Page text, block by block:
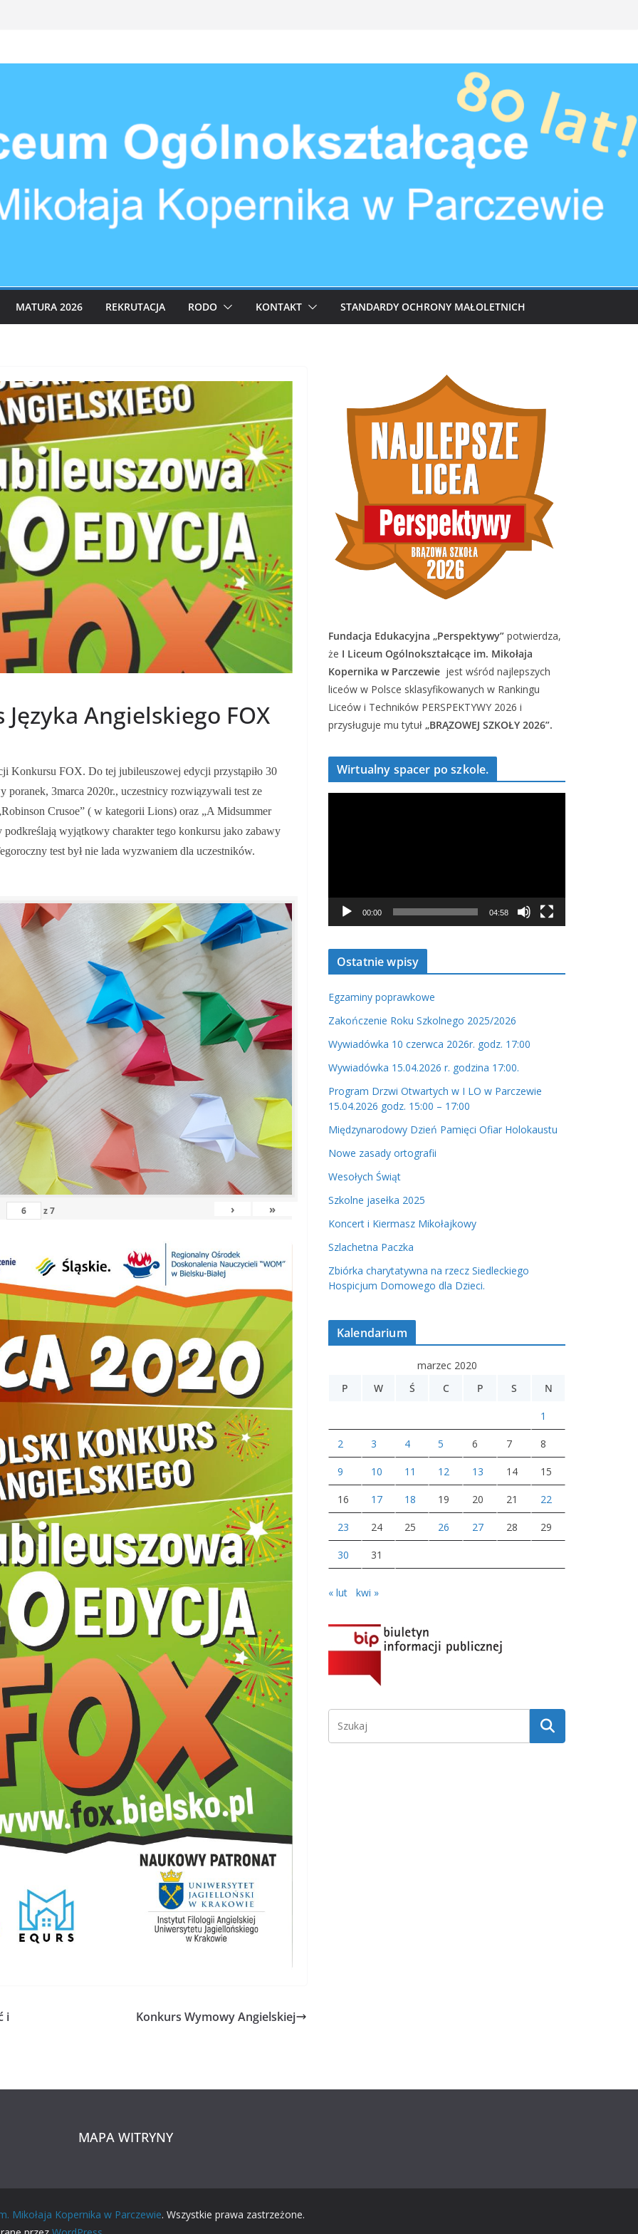
MATURA 2026 REKRUTACJA RODO KONTAKT STANDARDY OCHRONY MAŁOLETNICH
Angielskiego FOX
Konkursu FOX. Do tej jubileuszowej edycji przystąpiło 30
3marca 2020r., uczestnicy rozwiązywali test ze
Crusoe” ( w kategorii Lions) oraz „A Midsummer
wyjątkowy charakter tego konkursu jako zabawy
test był nie lada wyzwaniem dla uczestników.
z7 › »
i Konkurs Wymowy Angielskiej
Fundacja Edukacyjna „Perspektywy” potwierdza,
że I Liceum Ogólnokształcące im. Mikołaja
Kopernika w Parczewie jest wśród najlepszych
liceów w Polsce sklasyfikowanych w Rankingu
Liceów i Techników PERSPEKTYWY 2026 i
przysługuje mu tytuł „BRĄZOWEJ SZKOŁY 2026”.
Wirtualny spacer po szkole.
a
v
i
d
o
00:00 04:58
Ostatnie wpisy
Egzaminy poprawkowe
Zakończenie Roku Szkolnego 2025/2026
Wywiadówka 10 czerwca 2026r. godz. 17:00
Wywiadówka 15.04.2026 r. godzina 17:00.
Program Drzwi Otwartych w I LO w Parczewie
15.04.2026 godz. 15:00 – 17:00
Międzynarodowy Dzień Pamięci Ofiar Holokaustu
Nowe zasady ortografii
Wesołych Świąt
Szkolne jasełka 2025
Koncert i Kiermasz Mikołajkowy
Szlachetna Paczka
Zbiórka charytatywna na rzecz Siedleckiego
Hospicjum Domowego dla Dzieci.
Kalendarium
marzec 2020
P
W Ś C P S N
1
2 3 4 5 6 7 8
9 10 11 12 13 14 15
16 17 18 19 20 21 22
23 24 25 26 27 28 29
30 31
« lut kwi »
MAPA WITRYNY
Mikołaja Kopernika w Parczewie. Wszystkie prawa zastrzeżone.